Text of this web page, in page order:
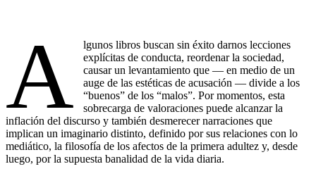
A
lgunos libros buscan sin éxito darnos lecciones
explícitas de conducta, reordenar la sociedad,
causar un levantamiento que — en medio de un
auge de las estéticas de acusación — divide a los
“buenos” de los “malos”. Por momentos, esta
sobrecarga de valoraciones puede alcanzar la
inflación del discurso y también desmerecer narraciones que
implican un imaginario distinto, definido por sus relaciones con lo
mediático, la filosofía de los afectos de la primera adultez y, desde
luego, por la supuesta banalidad de la vida diaria.